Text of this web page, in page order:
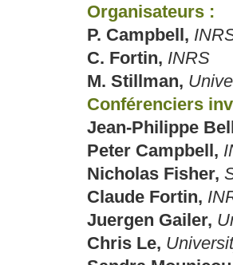
Organisateurs :
P. Campbell,
C. Fortin, INRS
M. Stillman,
Conférenciers
Jean-Philippe
Peter Campbell,
Nicholas Fisher,
Claude Fortin,
Juergen Gailer,
Chris Le,